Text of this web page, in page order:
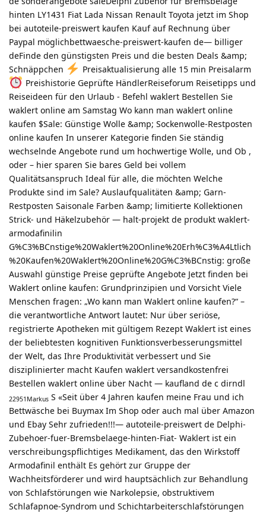
hinten LY1431 Fiat Lada Nissan Renault Toyota jetzt im Shop
bei autoteile-preiswert kaufen Kauf auf Rechnung über
Paypal möglichbettwaesche-preiswert-kaufen de— billiger
deFinde den günstigsten Preis und die besten Deals &amp;
Schnäppchen
Preisaktualisierung alle 15 min Preisalarm
Preishistorie Geprüfte HändlerReiseforum Reisetipps und
Reiseideen für den Urlaub - Befehl waklert Bestellen Sie
waklert online am Samstag Wo kann man waklert online
kaufen $Sale: Günstige Wolle &amp; Sockenwolle-Restposten
online kaufen In unserer Kategorie finden Sie ständig
wechselnde Angebote rund um hochwertige Wolle, und Ob ,
oder – hier sparen Sie bares Geld bei vollem
Qualitätsanspruch Ideal für alle, die möchten Welche
Produkte sind im Sale? Auslaufqualitäten &amp; Garn-
Restposten Saisonale Farben &amp; limitierte Kollektionen
Strick- und Häkelzubehör — halt-projekt de produkt waklert-
armodafinilin
G%C3%BCnstige%20Waklert%20Online%20Erh%C3%A4Ltlich
%20Kaufen%20Waklert%20Online%20G%C3%BCnstig: große
Auswahl günstige Preise geprüfte Angebote Jetzt finden bei
Waklert online kaufen: Grundprinzipien und Vorsicht Viele
Menschen fragen: „Wo kann man Waklert online kaufen?“ –
die verantwortliche Antwort lautet: Nur über seriöse,
registrierte Apotheken mit gültigem Rezept Waklert ist eines
der beliebtesten kognitiven Funktionsverbesserungsmittel
der Welt, das Ihre Produktivität verbessert und Sie
disziplinierter macht Kaufen waklert versandkostenfrei
Bestellen waklert online über Nacht — kaufland de c dirndl
22951Markus S «Seit über 4 Jahren kaufen meine Frau und ich
Bettwäsche bei Buymax Im Shop oder auch mal über Amazon
und Ebay Sehr zufrieden!!!— autoteile-preiswert de Delphi-
Zubehoer-fuer-Bremsbelaege-hinten-Fiat- Waklert ist ein
verschreibungspflichtiges Medikament, das den Wirkstoff
Armodafinil enthält Es gehört zur Gruppe der
Wachheitsförderer und wird hauptsächlich zur Behandlung
von Schlafstörungen wie Narkolepsie, obstruktivem
Schlafapnoe-Syndrom und Schichtarbeiterschlafstörungen